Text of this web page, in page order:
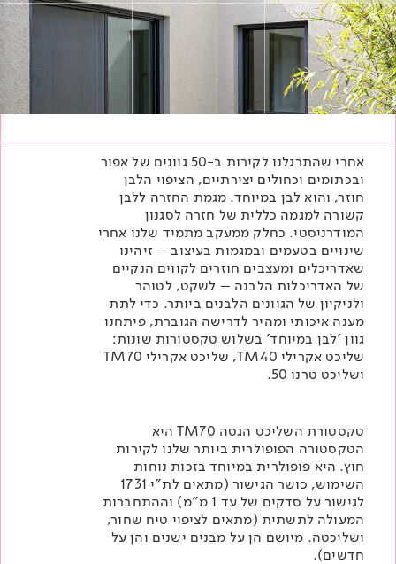
עץ
מתכת
רובה
לכל מוצרי צבע וציפויים
Academy
תוכן מקצועי
אודותינו
מדיניות סביבתית
מדיניות מערכת משולבת ו - ISO
אחרי שהתרגלנו לקירות ב-50 גוונים של אפור
ובכתומים וכחולים יצירתיים, הציפוי הלבן
חוזר, והוא לבן במיוחד. מגמת החזרה ללבן
קשורה למגמה כללית של חזרה לסגנון
המודרניסטי. כחלק ממעקב מתמיד שלנו אחרי
שינויים בטעמים ובמגמות בעיצוב – זיהינו
שאדריכלים ומעצבים חוזרים לקווים הנקיים
של האדריכלות הלבנה – לשקט, לטוהר
ולניקיון של הגוונים הלבנים ביותר. כדי לתת
מענה איכותי ומהיר לדרישה הגוברת, פיתחנו
גוון 'לבן במיוחד' בשלוש טקסטורות שונות:
שליכט אקרילי TM40, שליכט אקרילי TM70
ושליכט טרנו 50.
טקסטורת השליכט הגסה TM70 היא
הטקסטורה הפופולרית ביותר שלנו לקירות
חוץ. היא פופולרית במיוחד בזכות נוחות
השימוש, כושר הגישור (מתאים לת"י 1731
לגישור על סדקים של עד 1 מ"מ) וההתחברות
המעולה לתשתית (מתאים לציפוי טיח שחור,
ושליכטה. מיושם הן על מבנים ישנים והן על
חדשים).